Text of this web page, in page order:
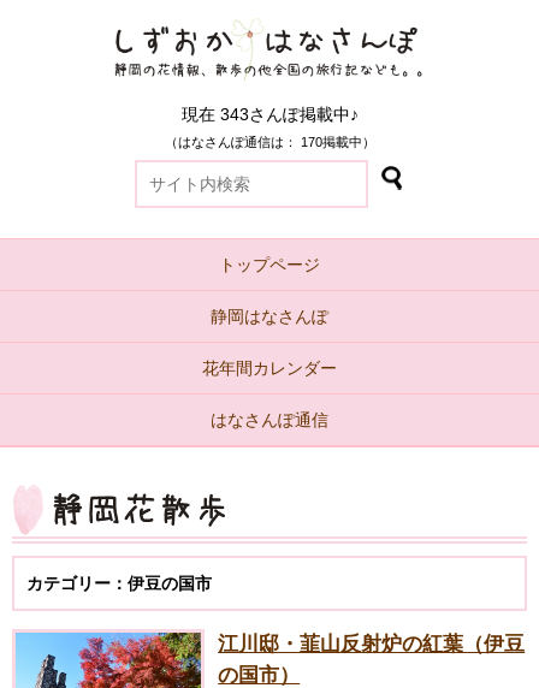
現在 343さんぽ掲載中♪
（はなさんぽ通信は： 170掲載中）
トップページ
静岡はなさんぽ
花年間カレンダー
はなさんぽ通信
カテゴリー：伊豆の国市
江川邸・韮山反射炉の紅葉（伊豆
の国市）